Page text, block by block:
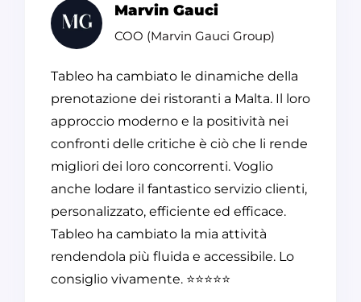
Marvin Gauci
COO (Marvin Gauci Group)
Tableo ha cambiato le dinamiche della
prenotazione dei ristoranti a Malta. Il loro
approccio moderno e la positività nei
confronti delle critiche è ciò che li rende
migliori dei loro concorrenti. Voglio
anche lodare il fantastico servizio clienti,
personalizzato, efficiente ed efficace.
Tableo ha cambiato la mia attività
rendendola più fluida e accessibile. Lo
consiglio vivamente. ⭐⭐⭐⭐⭐